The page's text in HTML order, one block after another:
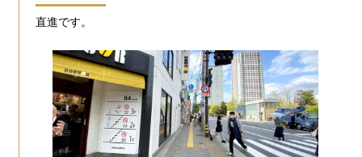
直進です。